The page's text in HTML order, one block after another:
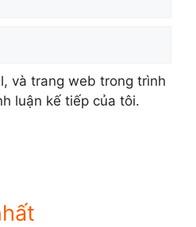
và trang web trong trình
luận kế tiếp của tôi.